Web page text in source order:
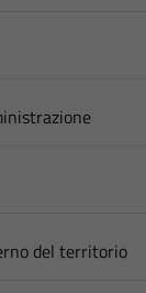
del territorio